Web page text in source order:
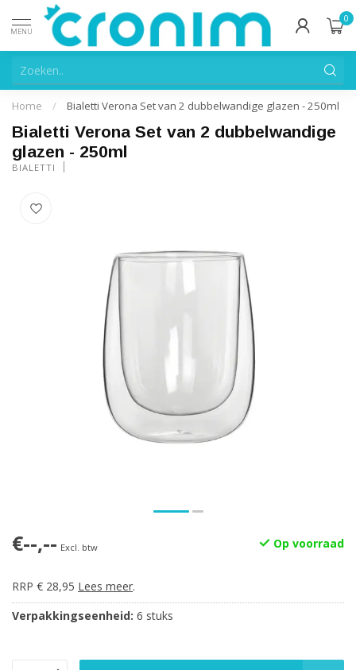
MENU
0
Home / Bialetti Verona Set van 2 dubbelwandige glazen - 250ml
Bialetti Verona Set van 2 dubbelwandige
glazen - 250ml
BIALETTI
€--,-- Excl. btw Op voorraad
RRP € 28,95 Lees meer.
Verpakkingseenheid: 6 stuks